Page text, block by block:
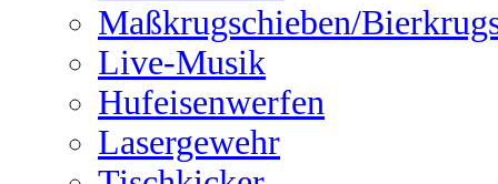
Maßkrugschieben/
Live-Musik
Hufeisenwerfen
Lasergewehr